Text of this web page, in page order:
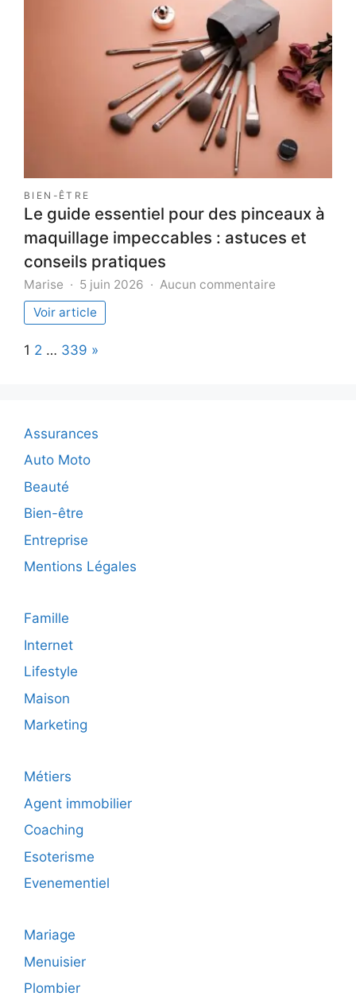
BIEN-ÊTRE
Le guide essentiel pour des pinceaux à
maquillage impeccables : astuces et
conseils pratiques
Marise 5 juin 2026 Aucun commentaire
Voir article
Page:
1 2 … 339 Next
»
Assurances
Auto Moto
Beauté
Bien-être
Entreprise
Mentions Légales
Famille
Internet
Lifestyle
Maison
Marketing
Métiers
Agent immobilier
Coaching
Esoterisme
Evenementiel
Mariage
Menuisier
Plombier